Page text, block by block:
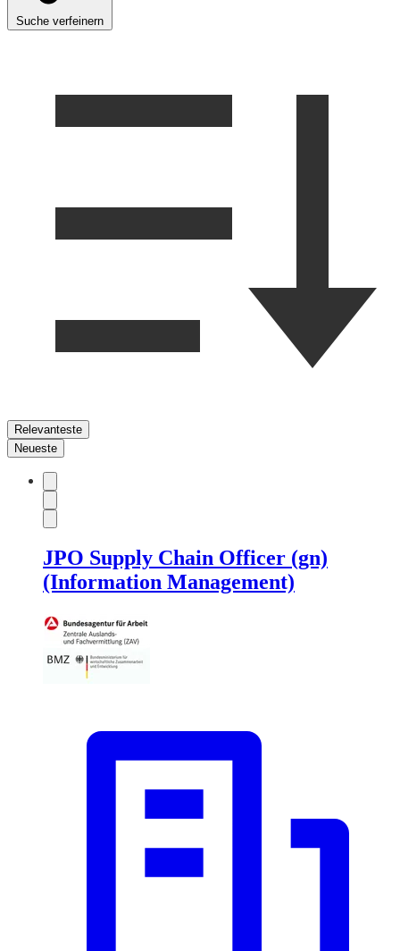
Suche verfeinern
Relevanteste
Neueste
JPO Supply Chain Officer (gn)
(Information Management)